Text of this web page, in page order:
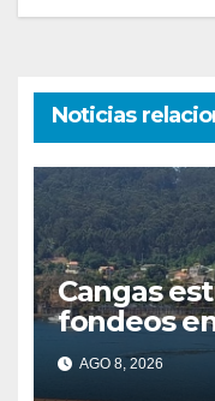
Noticias
Cangas
fondeos
últimos
AGO 8, 2026